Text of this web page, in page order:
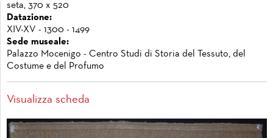
seta, 370 x 520
Datazione:
XIV-XV - 1300 - 1499
Sede museale:
Palazzo Mocenigo - Centro Studi di Storia del Tessuto, del
Costume e del Profumo
Visualizza scheda